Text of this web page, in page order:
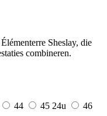
Sheslay, die
combineren.
44 45 24u
46